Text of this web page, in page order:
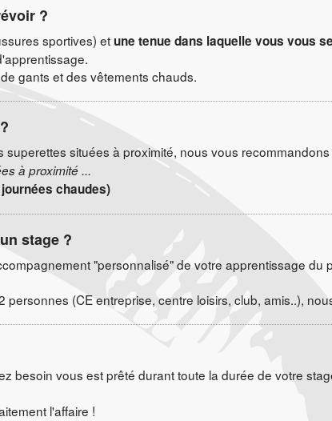
?
sportives) et une tenue dans laquelle vous vous
gants et des vêtements chauds.
situées à proximité, nous vous
à proximité ...
chaudes)
stage ?
"personnalisé" de votre apprentissage
(CE entreprise, centre loisirs, club, amis..),
besoin vous est prêté durant toute la durée de votre
l'affaire !